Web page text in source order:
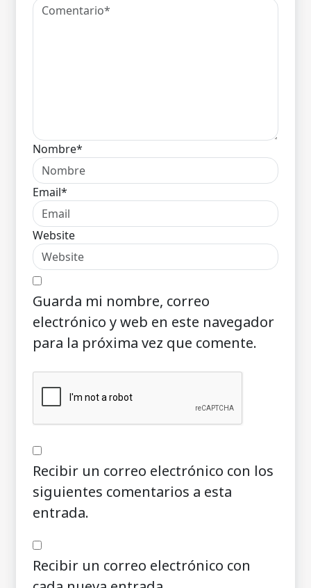
Nombre*
Email*
Website
Guarda mi nombre, correo
electrónico y web en este navegador
para la próxima vez que comente.
Recibir un correo electrónico con los
siguientes comentarios a esta
entrada.
Recibir un correo electrónico con